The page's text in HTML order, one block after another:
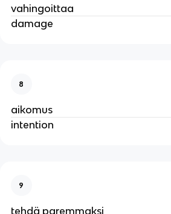
vahingoittaa
damage
8
aikomus
intention
9
tehdä paremmaksi